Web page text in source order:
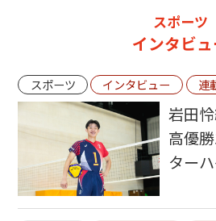
スポーツ
インタビュ
スポーツ インタビュー 連
岩田
高優
ター